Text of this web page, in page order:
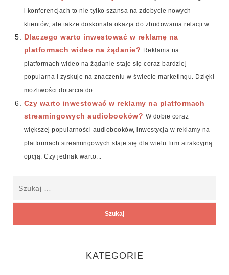
i konferencjach to nie tylko szansa na zdobycie nowych
klientów, ale także doskonała okazja do zbudowania relacji w...
Dlaczego warto inwestować w reklamę na
platformach wideo na żądanie? Reklama na
platformach wideo na żądanie staje się coraz bardziej
popularna i zyskuje na znaczeniu w świecie marketingu. Dzięki
możliwości dotarcia do...
Czy warto inwestować w reklamy na platformach
streamingowych audiobooków? W dobie coraz
większej popularności audiobooków, inwestycja w reklamy na
platformach streamingowych staje się dla wielu firm atrakcyjną
opcją. Czy jednak warto...
KATEGORIE